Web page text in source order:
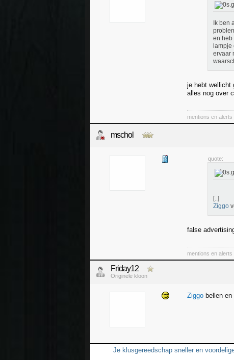
Ik ben
en heb
ervaar
je hebt wellicht
alles nog over
mentions en
mschol
quote:
[..]
Ziggo
false
mentions en
Friday12
Originele kloon
Ziggo bellen
Je klusgereedschap sneller en